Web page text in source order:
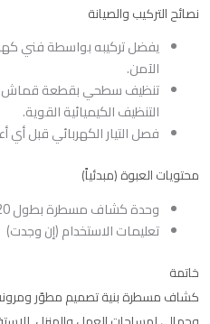
نصائح التركيب والصيانة
يفضل تركيبه بواسطة فني
الآمن.
تنظيف سطحي بقطعة قماش
التنظيف الكيميائية القوية.
فصل التيار الكهربائي قبل أي
محتويات العبوة (مبدئياً)
وحدة كشاف مسطرة بطول 120 سم
تعليمات الاستخدام (إن وجدت)
خاتمة
كشاف مسطرة بنية تصميم مطوّر